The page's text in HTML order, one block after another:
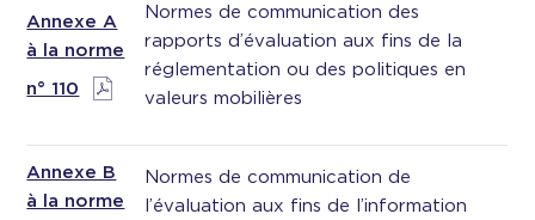
Annexe A
à la norme
n° 110
Normes de communication des
rapports d’évaluation aux fins de la
réglementation ou des politiques en
valeurs mobilières
Annexe B
à la norme
Normes de communication de
l’évaluation aux fins de l’information